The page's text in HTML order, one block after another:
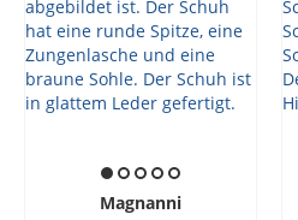
Magnanni